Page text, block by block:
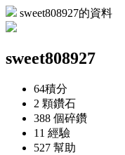
sweet808927的資料
sweet808927
64積分
2 顆鑽石
388 個碎鑽
11 經驗
527 幫助